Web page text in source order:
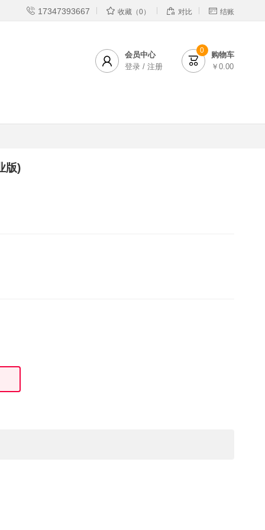
 17347393667  收藏（0）  对比  结账
0

购物车
￥0.00

会员中心
登录 / 注册
版)